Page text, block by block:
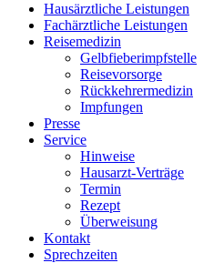
Hausärztliche Leistungen
Fachärztliche Leistungen
Reisemedizin
Gelbfieberimpfstelle
Reisevorsorge
Rückkehrermedizin
Impfungen
Presse
Service
Hinweise
Hausarzt-Verträge
Termin
Rezept
Überweisung
Kontakt
Sprechzeiten